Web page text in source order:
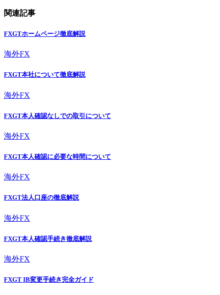
関連記事
FXGTホームページ徹底解説
海外FX
FXGT本社について徹底解説
海外FX
FXGT本人確認なしでの取引について
海外FX
FXGT本人確認に必要な時間について
海外FX
FXGT法人口座の徹底解説
海外FX
FXGT本人確認手続き徹底解説
海外FX
FXGT IB変更手続き完全ガイド